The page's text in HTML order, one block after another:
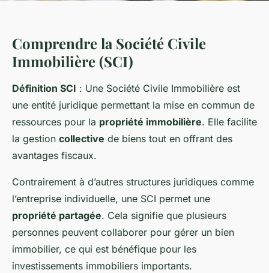
Comprendre la Société Civile
Immobilière (SCI)
Définition SCI : Une Société Civile Immobilière est
une entité juridique permettant la mise en commun de
ressources pour la propriété immobilière. Elle facilite
la gestion collective de biens tout en offrant des
avantages fiscaux.
Contrairement à d’autres structures juridiques comme
l’entreprise individuelle, une SCI permet une
propriété partagée. Cela signifie que plusieurs
personnes peuvent collaborer pour gérer un bien
immobilier, ce qui est bénéfique pour les
investissements immobiliers importants.